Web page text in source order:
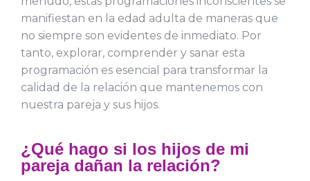
manifiestan en la edad adulta de maneras que
no siempre son evidentes de inmediato. Por
tanto, explorar, comprender y sanar esta
programación es esencial para transformar la
calidad de la relación que mantenemos con
nuestra pareja y sus hijos.
¿Qué hago si los hijos de mi
pareja dañan la relación?